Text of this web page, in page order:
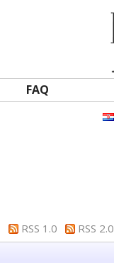
FAQ
RSS 1.0
RSS 2.0